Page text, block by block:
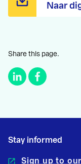
Naar
Share this page.
Stay informed
Sign up to